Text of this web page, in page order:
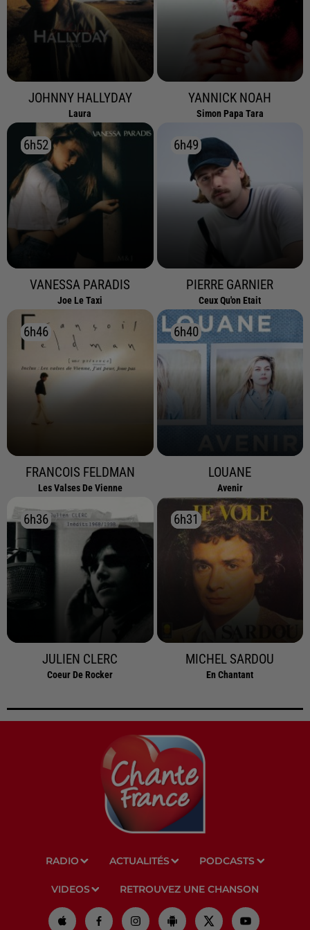
JOHNNY HALLYDAY
Laura
YANNICK NOAH
Simon Papa Tara
6h52
6h52
VANESSA PARADIS
Joe Le Taxi
6h49
6h49
PIERRE GARNIER
Ceux Qu'on Etait
6h46
6h46
FRANCOIS FELDMAN
Les Valses De Vienne
6h40
6h40
LOUANE
Avenir
6h36
6h36
JULIEN CLERC
Coeur De Rocker
6h31
6h31
MICHEL SARDOU
En Chantant
RADIO ACTUALITÉS PODCASTS
VIDEOS RETROUVEZ UNE CHANSON